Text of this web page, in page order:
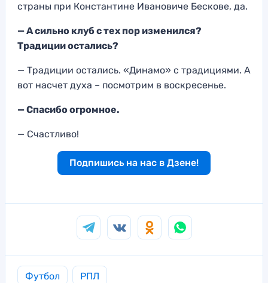
страны при Константине Ивановиче Бескове, да.
— А сильно клуб с тех пор изменился?
Традиции остались?
— Традиции остались. «Динамо» с традициями. А
вот насчет духа – посмотрим в воскресенье.
— Спасибо огромное.
— Счастливо!
Подпишись на нас в Дзене!
Футбол РПЛ